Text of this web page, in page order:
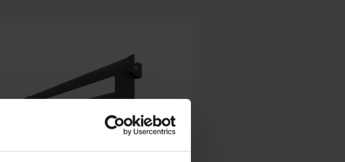
Danish - Denmark
Norwegian - Norway
Swedish - Sweden
English - Ireland
English - Canada
Middle East